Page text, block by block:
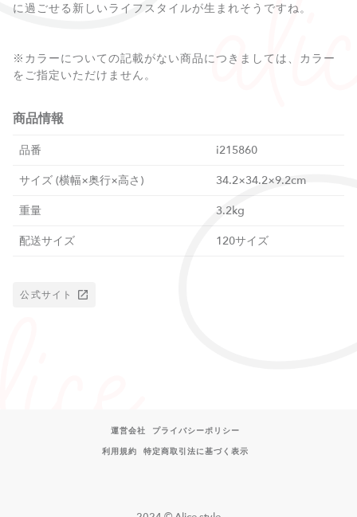
に過ごせる新しいライフスタイルが生まれそうですね。
※カラーについての記載がない商品につきましては、カラー
をご指定いただけません。
商品情報
品番
i215860
サイズ (横幅×奥行×高さ)
34.2×34.2×9.2cm
重量
3.2kg
配送サイズ
120サイズ
公式サイト
運営会社
プライバシーポリシー
利用規約
特定商取引法に基づく表示